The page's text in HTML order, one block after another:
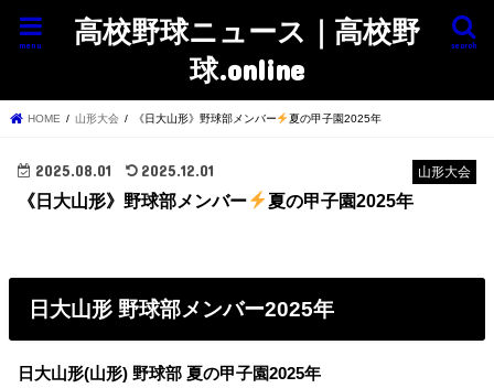
高校野球ニュース｜高校野
球.online
search
menu
HOME 山形大会 《日大山形》野球部メンバー 夏の甲子園2025年
山形大会
2025.08.01 2025.12.01
《日大山形》野球部メンバー 夏の甲子園2025年
日大山形 野球部メンバー2025年
日大山形(山形) 野球部 夏の甲子園2025年